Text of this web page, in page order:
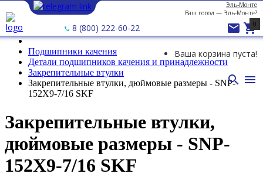
Эль-Монте
Ваш город — Эль-Монте?
8 (800) 222-60-22  
0
Ваша корзина пуста!
 
Подшипники качения
Детали подшипников качения и принадлежности
Закрепительные втулки
Закрепительные втулки, дюймовые размеры - SNP-
152X9-7/16 SKF
Закрепительные втулки,
дюймовые размеры - SNP-
152X9-7/16 SKF